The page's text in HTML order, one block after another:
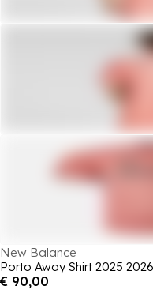
New Balance
Porto Away Shirt 2025
€ 90,00